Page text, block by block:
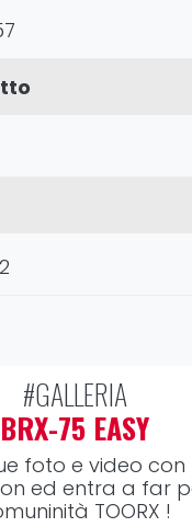
#GALLERIA
BRX-75 EASY
foto e video con
ed entra a far
TOORX !